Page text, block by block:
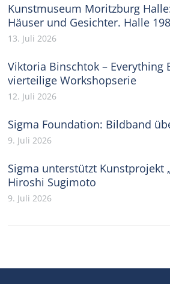
Kunstmuseum Moritzburg
Häuser und Gesichter. Halle
13. Juli 2026
Viktoria Binschtok – Everything
vierteilige Workshopserie
12. Juli 2026
Sigma Foundation: Bildband
9. Juli 2026
Sigma unterstützt Kunstprojekt
Hiroshi Sugimoto
9. Juli 2026